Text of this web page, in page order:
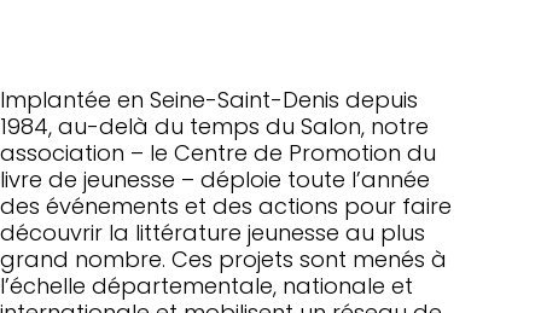
Implantée en Seine-Saint-Denis depuis
1984, au-delà du temps du Salon, notre
association – le Centre de Promotion du
livre de jeunesse – déploie toute l’année
des événements et des actions pour faire
découvrir la littérature jeunesse au plus
grand nombre. Ces projets sont menés à
l’échelle départementale, nationale et